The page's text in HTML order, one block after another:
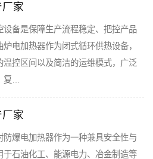
家
备是保障生产流程稳定、把控产品
电加热器作为闭式循环供热设备，
控区间以及简洁的运维模式，广泛
复…
家
爆电加热器作为一种兼具安全性与
石油化工、能源电力、冶金制造等